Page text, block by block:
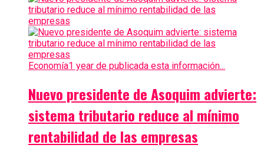
Economía1 year de publicada esta información...
Nuevo presidente de Asoquim advierte:
sistema tributario reduce al mínimo
rentabilidad de las empresas